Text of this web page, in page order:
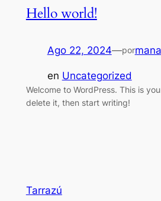
Hello world!
Ago 22, 2024—por
en Uncategorized
Welcome to WordPress. This is
delete it, then start writing!
Tarrazú